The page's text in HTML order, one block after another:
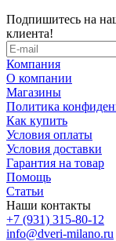
Подпишитесь на
клиента!
Компания
О компании
Магазины
Политика
Как купить
Условия оплаты
Условия доставки
Гарантия на товар
Помощь
Статьи
Наши контакты
+7 (931) 315-80-12
info@dveri-milano.ru